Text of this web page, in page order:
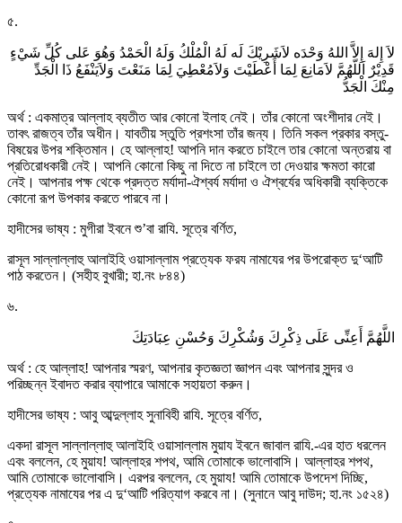
৫.
لاَ إِلهَ إِلاَّ اللهُ وَحْدَه لاَشَرِيْكَ لَه لَهُ الْمُلْكُ وَلَهُ الْحَمْدُ وَهُوَ عَلى كُلِّ شَيْءٍ
قَدِيْرٌ اَللّهُمَّ لاَمَانِعَ لِمَا أَعْطَيْتَ وَلاَمُعْطِيَ لِمَا مَنَعْتَ وَلاَيَنْفَعُ ذَا الْجَدِّ
مِنْكَ الْجَدُّ
অর্থ : একমাত্র আল্লাহ ব্যতীত আর কোনো ইলাহ নেই। তাঁর কোনো অংশীদার নেই।
তাবৎ রাজত্ব তাঁর অধীন। যাবতীয় স্তুতি প্রশংসা তাঁর জন্য। তিনি সকল প্রকার বস্তু-
বিষয়ের উপর শক্তিমান। হে আল্লাহ! আপনি দান করতে চাইলে তার কোনো অন্তরায় বা
প্রতিরোধকারী নেই। আপনি কোনো কিছু না দিতে না চাইলে তা দেওয়ার ক্ষমতা কারো
নেই। আপনার পক্ষ থেকে প্রদত্ত মর্যাদা-ঐশ্বর্য মর্যাদা ও ঐশ্বর্যের অধিকারী ব্যক্তিকে
কোনো রূপ উপকার করতে পারবে না।
হাদীসের ভাষ্য : মুগীরা ইবনে শু’বা রাযি. সূত্রে বর্ণিত,
রাসূল সাল্লাল্লাহু আলাইহি ওয়াসাল্লাম প্রত্যেক ফরয নামাযের পর উপরোক্ত দু‘আটি
পাঠ করতেন। (সহীহ বুখারী; হা.নং ৮৪৪)
৬.
اللَّهُمَّ أَعِنِّى عَلَى ذِكْرِكَ وَشُكْرِكَ وَحُسْنِ عِبَادَتِكَ
অর্থ : হে আল্লাহ! আপনার স্মরণ, আপনার কৃতজ্ঞতা জ্ঞাপন এবং আপনার সুন্দর ও
পরিচ্ছন্ন ইবাদত করার ব্যাপারে আমাকে সহায়তা করুন।
হাদীসের ভাষ্য : আবু আব্দুল্লাহ সুনাবিহী রাযি. সূত্রে বর্ণিত,
একদা রাসূল সাল্লাল্লাহু আলাইহি ওয়াসাল্লাম মুয়ায ইবনে জাবাল রাযি.-এর হাত ধরলেন
এবং বললেন, হে মুয়ায! আল্লাহর শপথ, আমি তোমাকে ভালোবাসি। আল্লাহর শপথ,
আমি তোমাকে ভালোবাসি। এরপর বললেন, হে মুয়ায! আমি তোমাকে উপদেশ দিচ্ছি,
প্রত্যেক নামাযের পর এ দু‘আটি পরিত্যাগ করবে না। (সুনানে আবু দাউদ; হা.নং ১৫২৪)